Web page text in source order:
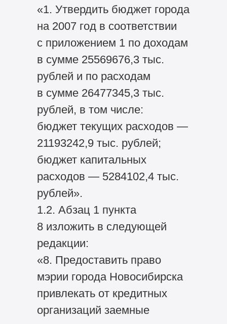
«1. Утвердить бюджет города
на 2007 год в соответствии
с приложением 1 по доходам
в сумме 25569676,3 тыс.
рублей и по расходам
в сумме 26477345,3 тыс.
рублей, в том числе:
бюджет текущих расходов —
21193242,9 тыс. рублей;
бюджет капитальных
расходов — 5284102,4 тыс.
рублей».
1.2. Абзац 1 пункта
8 изложить в следующей
редакции:
«8. Предоставить право
мэрии города Новосибирска
привлекать от кредитных
организаций заемные